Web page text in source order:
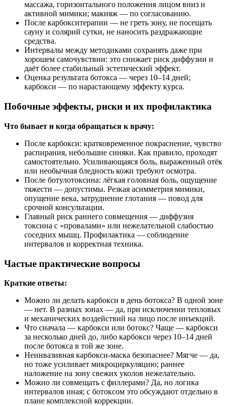
массажа, горизонтального положения лицом вниз и
активной мимики; макияж — по согласованию.
После карбокситерапии — не греть зону, не посещать
сауну и солярий сутки, не наносить раздражающие
средства.
Интервалы между методиками сохранять даже при
хорошем самочувствии: это снижает риск диффузии и
даёт более стабильный эстетический эффект.
Оценка результата ботокса — через 10–14 дней;
карбокси — по нарастающему эффекту курса.
Побочные эффекты, риски и их профилактика
Что бывает и когда обращаться к врачу:
После карбокси: кратковременное покраснение, чувство
распирания, небольшие синяки. Как правило, проходят
самостоятельно. Усиливающаяся боль, выраженный отёк
или необычная бледность кожи требуют осмотра.
После ботулотоксина: лёгкая головная боль, ощущение
тяжести — допустимы. Резкая асимметрия мимики,
опущение века, затруднение глотания — повод для
срочной консультации.
Главный риск раннего совмещения — диффузия
токсина с «провалами» или нежелательной слабостью
соседних мышц. Профилактика — соблюдение
интервалов и корректная техника.
Частые практические вопросы
Краткие ответы:
Можно ли делать карбокси в день ботокса? В одной зоне
— нет. В разных зонах — да, при исключении тепловых
и механических воздействий на лицо после инъекций.
Что сначала — карбокси или ботокс? Чаще — карбокси
за несколько дней до, либо карбокси через 10–14 дней
после ботокса в той же зоне.
Неинвазивная карбокси-маска безопаснее? Мягче — да,
но тоже усиливает микроциркуляцию; раннее
наложение на зону свежих уколов нежелательно.
Можно ли совмещать с филлерами? Да, но логика
интервалов иная; с ботоксом это обсуждают отдельно в
плане комплексной коррекции.